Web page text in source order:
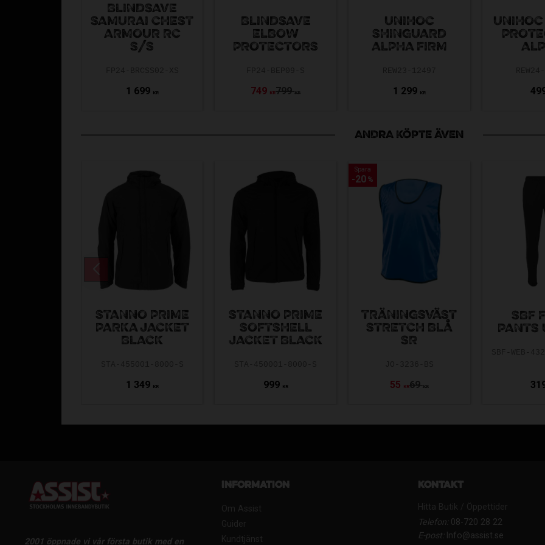
BLINDSAVE
SAMURAI CHEST
ARMOUR RC
S/S
1 699 KR
BLINDSAVE
ELBOW
PROTECTORS
749 KR799 KR
UNIHOC
SHINGUARD
ALPHA FIRM
1 299 KR
ANDRA KÖPTE ÄVEN
STANNO PRIME
PARKA JACKET
BLACK
1 349 KR
STANNO PRIME
SOFTSHELL
JACKET BLACK
999 KR
Spara
20 %
TRÄNINGSVÄST
STRETCH BLÅ
SR
55 KR69 KR
Spara
20 %
SBF
PANTS
2001 öppnade vi vår första butik med en
Information
Om Assist
Guider
Kundtjänst
Kontakt
Hitta Butik / Öppettider
Telefon:08-720 28 22
E-post:Info@assist.se